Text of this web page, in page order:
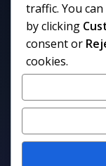
Links uteis
traffic. You
by clicking
consent or
cookies.